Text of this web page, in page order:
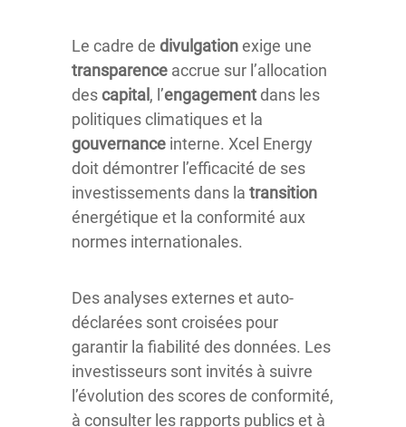
Le cadre de divulgationexige une
transparence accrue sur l’allocation
descapital , l’engagement dans les
politiques climatiques et la
gouvernance interne. Xcel Energy
doit démontrer l’efficacité de ses
investissements dans la transition
énergétique et la conformité aux
normes internationales.
Des analyses externes et auto-
déclarées sont croisées pour
garantir la fiabilité des données. Les
investisseurs sont invités à suivre
l’évolution des scores de conformité,
à consulter les rapports publics et à